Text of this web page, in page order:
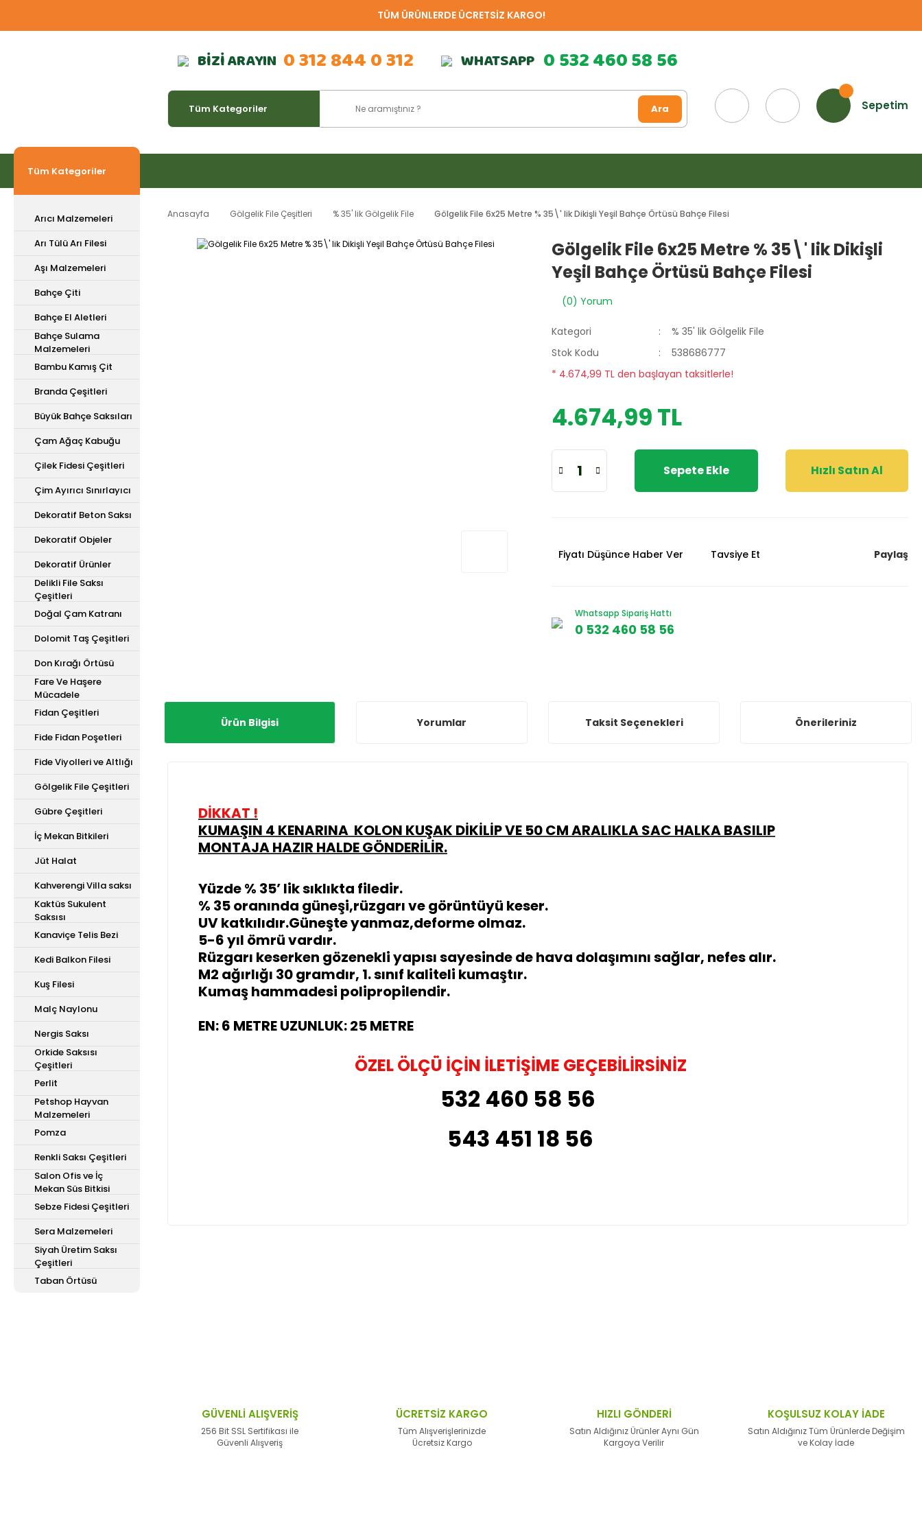
TÜM ÜRÜNLERDE ÜCRETSİZ KARGO!
BİZİ ARAYIN 0 312 844 0 312 WHATSAPP 0 532 460 58 56
Ara Sepetim
Tüm Kategoriler
Arıcı Malzemeleri
Arı Tülü Arı Filesi
Aşı Malzemeleri
Bahçe Çiti
Bahçe El Aletleri
Bahçe Sulama
Malzemeleri
Bambu Kamış Çit
Branda Çeşitleri
Büyük Bahçe Saksıları
Çam Ağaç Kabuğu
Çilek Fidesi Çeşitleri
Çim Ayırıcı Sınırlayıcı
Dekoratif Beton Saksı
Dekoratif Objeler
Dekoratif Ürünler
Delikli File Saksı
Çeşitleri
Doğal Çam Katranı
Dolomit Taş Çeşitleri
Don Kırağı Örtüsü
Fare Ve Haşere
Mücadele
Fidan Çeşitleri
Fide Fidan Poşetleri
Fide Viyolleri ve Altlığı
Gölgelik File Çeşitleri
Gübre Çeşitleri
İç Mekan Bitkileri
Jüt Halat
Kahverengi Villa saksı
Kaktüs Sukulent
Saksısı
Kanaviçe Telis Bezi
Kedi Balkon Filesi
Kuş Filesi
Malç Naylonu
Nergis Saksı
Orkide Saksısı
Çeşitleri
Perlit
Petshop Hayvan
Malzemeleri
Pomza
Renkli Saksı Çeşitleri
Salon Ofis ve İç
Mekan Süs Bitkisi
Sebze Fidesi Çeşitleri
Sera Malzemeleri
Siyah Üretim Saksı
Çeşitleri
Taban Örtüsü
Anasayfa Gölgelik File Çeşitleri % 35' lik Gölgelik File Gölgelik File 6x25 Metre % 35\' lik Dikişli Yeşil Bahçe Örtüsü Bahçe Filesi
Gölgelik File 6x25 Metre % 35\' lik Dikişli
Yeşil Bahçe Örtüsü Bahçe Filesi
(0) Yorum
Kategori
% 35' lik Gölgelik File
Stok Kodu
538686777
* 4.674,99 TL den başlayan taksitlerle!
4.674,99 TL
Sepete Ekle Hızlı Satın Al
Fiyatı Düşünce Haber Ver Tavsiye Et Paylaş
Whatsapp Sipariş Hattı
0 532 460 58 56
Ürün Bilgisi Yorumlar Taksit Seçenekleri Önerileriniz
DİKKAT !
KUMAŞIN 4 KENARINA KOLON KUŞAK DİKİLİPVE 50 CM ARALIKLA SAC HALKA BASILIP
MONTAJA HAZIR HALDE GÖNDERİLİR.
Yüzde % 35’ lik sıklıkta filedir.
% 35 oranında güneşi,rüzgarı ve görüntüyü keser.
UV katkılıdır.Güneşte yanmaz,deforme olmaz.
5-6 yıl ömrü vardır.
Rüzgarı keserken gözenekli yapısı sayesinde de hava dolaşımını sağlar, nefes alır.
M2 ağırlığı 30 gramdır, 1. sınıf kaliteli kumaştır.
Kumaş hammadesi polipropilendir.
EN: 6 METRE UZUNLUK: 25 METRE
ÖZEL ÖLÇÜ İÇİN İLETİŞİME GEÇEBİLİRSİNİZ
532 460 58 56
543 451 18 56
Ürün fiyatı diğer sitelerden daha pahalı.
Bu ürüne benzer farklı alternatifler olmalı.
GÜVENLİ ALIŞVERİŞ
256 Bit SSL Sertifikası ile
Güvenli Alışveriş
ÜCRETSİZ KARGO
Tüm Alışverişlerinizde
Ücretsiz Kargo
HIZLI GÖNDERİ
Satın Aldığınız Ürünler Aynı Gün
Kargoya Verilir
KOŞULSUZ KOLAY İADE
Satın Aldığınız Tüm Ürünlerde Değişim
ve Kolay İade